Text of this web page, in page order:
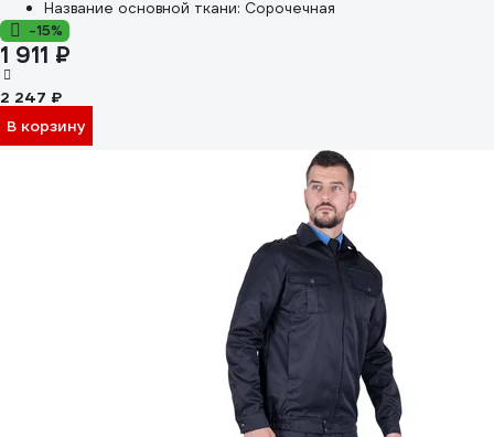
Название основной ткани: Сорочечная
-15%
1 911 ₽
2 247 ₽
В корзину